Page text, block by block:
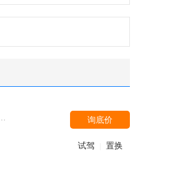
询底价
试驾 置换